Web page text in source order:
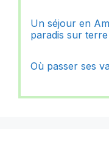
Un séjour en
paradis sur
Où passer ses